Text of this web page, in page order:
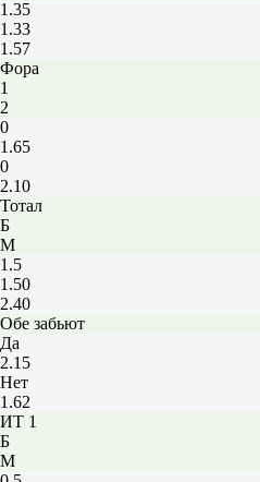
1.35
1.33
1.57
Фора
1
2
0
1.65
0
2.10
Тотал
Б
М
1.5
1.50
2.40
Обе забьют
Да
2.15
Нет
1.62
ИТ 1
Б
М